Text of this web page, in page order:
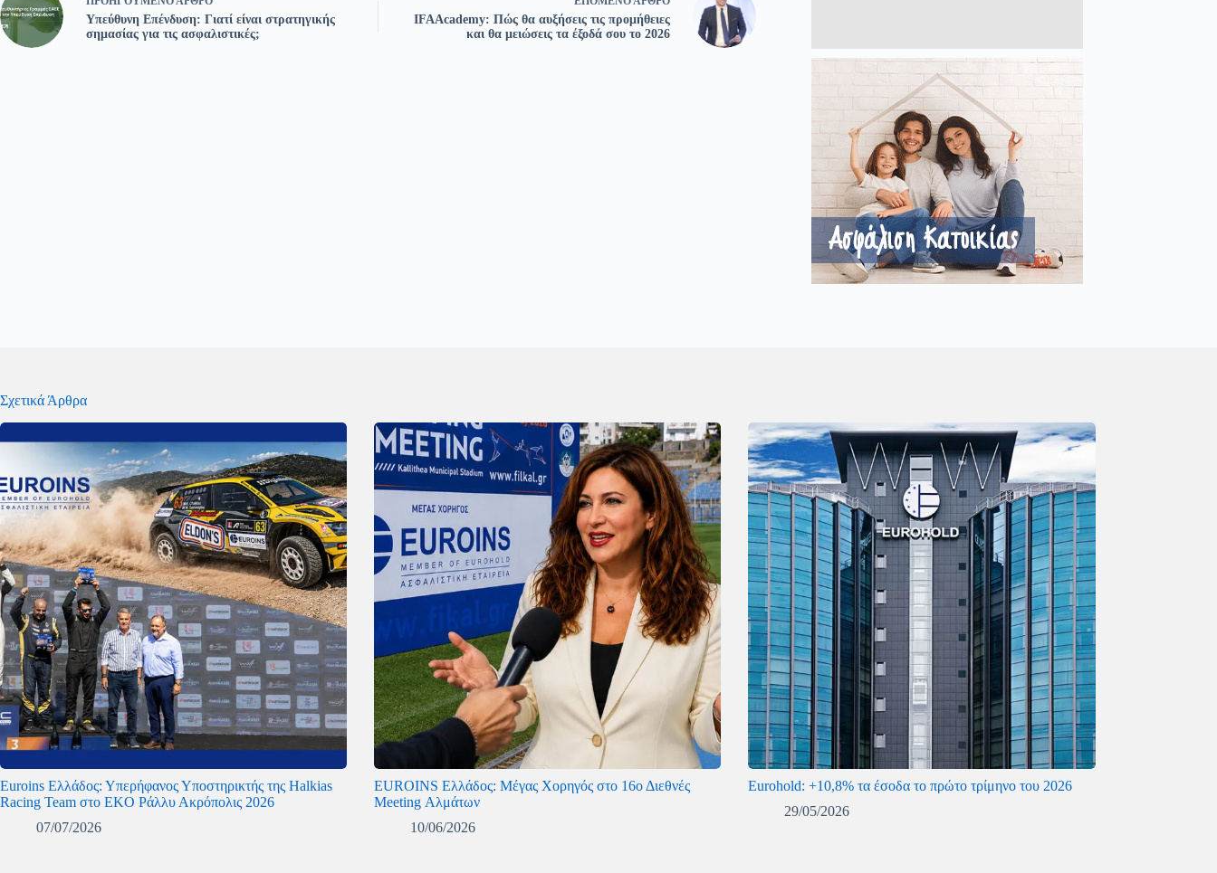
Υπεύθυνη Επένδυση: Γιατί είναι στρατηγικής
σημασίας για τις ασφαλιστικές;
IFAAcademy: Πώς θα αυξήσεις τις προμήθειες
και θα μειώσεις τα έξοδά σου το 2026
Σχετικά Άρθρα
Euroins Ελλάδος: Υπερήφανος Υποστηρικτής της Halkias
Racing Team στο EKO Ράλλυ Ακρόπολις 2026
07/07/2026
EUROINS Ελλάδος: Μέγας Χορηγός στο 16ο Διεθνές
Meeting Αλμάτων
10/06/2026
Eurohold: +10,8% τα έσοδα το πρώτο τρίμηνο του 2026
29/05/2026